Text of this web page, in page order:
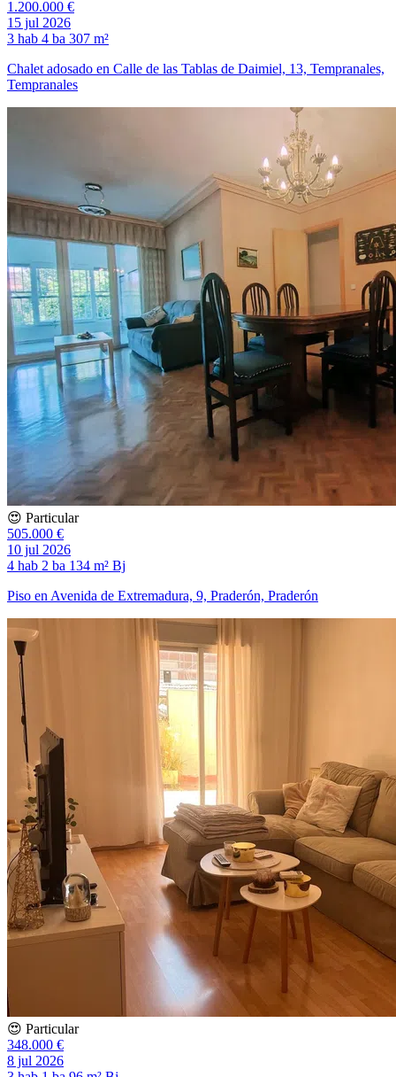
1.200.000 €
15 jul 2026
3 hab 4 ba 307 m²
Chalet adosado en Calle de las Tablas de Daimiel, 13, Tempranales,
Tempranales
😍 Particular
505.000 €
10 jul 2026
4 hab 2 ba 134 m² Bj
Piso en Avenida de Extremadura, 9, Praderón, Praderón
😍 Particular
348.000 €
8 jul 2026